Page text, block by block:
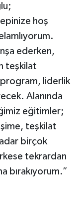
hoş
ederken,
teşkilat
program, liderlik
Alanında
eğitimler;
teşkilat
birçok
tekrardan
bırakıyorum.”